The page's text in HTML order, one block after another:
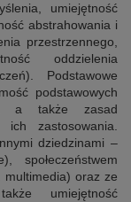
umiejętność
abstrahowania i
przestrzennego,
oddzielenia
Podstawowe
podstawowych
a także zasad
zastosowania.
dziedzinami –
społeczeństwem
multimedia) oraz ze
umiejętność